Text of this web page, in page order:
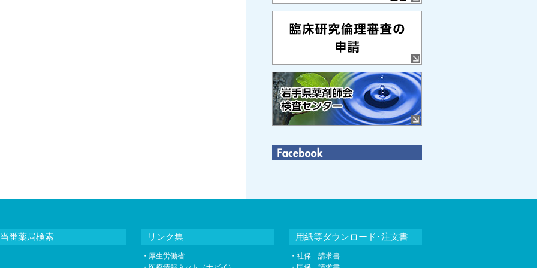
当番薬局検索 リンク集
・ 厚生労働省
用紙等ダウンロード･注文書
・社保 請求書